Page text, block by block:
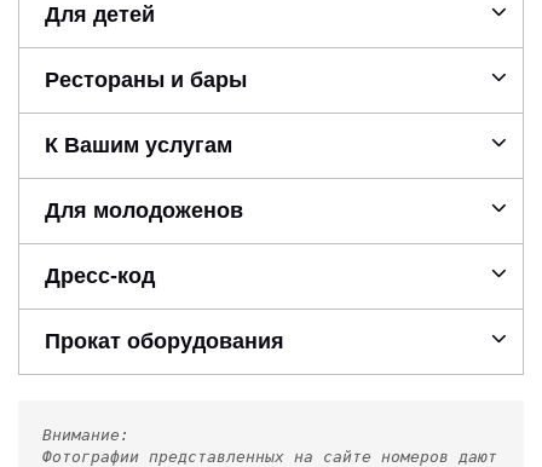
Для детей
Рестораны и бары
К Вашим услугам
Для молодоженов
Дресс-код
Прокат оборудования
Внимание:
Фотографии представленных на сайте номеров дают